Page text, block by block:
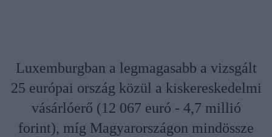
Luxemburgban a legmagasabb a vizsgált
25 európai ország közül a kiskereskedelmi
vásárlóerő (12 067 euró - 4,7 millió
forint), míg Magyarországon mindössze